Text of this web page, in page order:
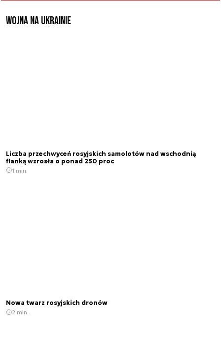
Wojna na Ukrainie
Liczba przechwyceń rosyjskich samolotów nad wschodnią
flanką wzrosła o ponad 250 proc
1 min.
Nowa twarz rosyjskich dronów
2 min.